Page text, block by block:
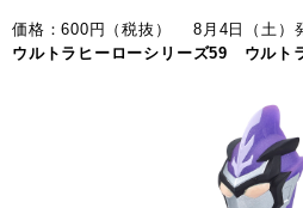
価格：600円（税抜） 8月4日（土）
ウルトラヒーローシリーズ59 ウルト